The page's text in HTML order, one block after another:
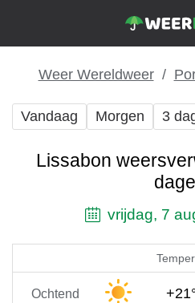
Weer Wereldweer
Vandaag Morgen 3
Lissabon
vrijdag, 7
Ochtend